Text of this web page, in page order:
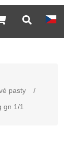
pasty
/
gn 1/1